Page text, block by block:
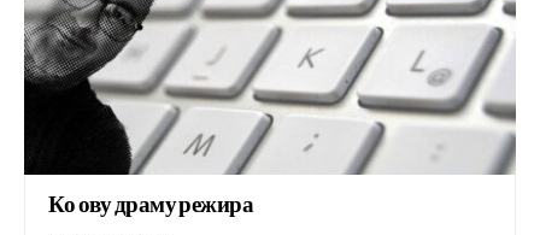
Ко ову драму режира